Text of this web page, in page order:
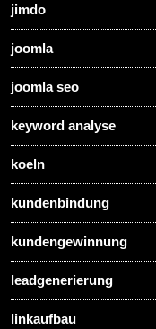
jimdo
joomla
joomla seo
keyword analyse
koeln
kundenbindung
kundengewinnung
leadgenerierung
linkaufbau